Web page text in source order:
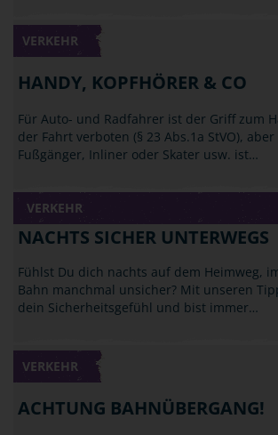
VERKEHR
HANDY, KOPFHÖRER & CO
Für Auto- und Radfahrer ist der Griff zum
der Fahrt verboten (§ 23 Abs.1a StVO),
Fußgänger, Inliner oder Skater usw. ist…
VERKEHR
NACHTS SICHER UNTERWEGS
Fühlst Du dich nachts auf dem Heimweg,
Bahn manchmal unsicher? Mit unseren
dein Sicherheitsgefühl und bist immer…
VERKEHR
ACHTUNG BAHNÜBERGANG!